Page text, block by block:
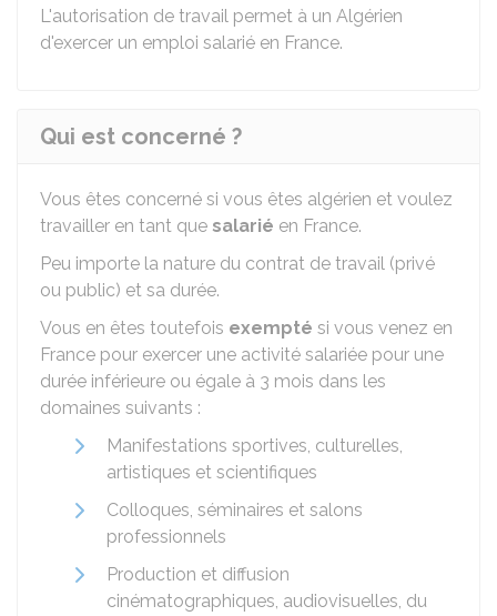
L'autorisation de travail permet à un Algérien
d'exercer un emploi salarié en France.
Qui est concerné ?
Vous êtes concerné si vous êtes algérien et voulez
travailler en tant que salarié en France.
Peu importe la nature du contrat de travail (privé
ou public) et sa durée.
Vous en êtes toutefois exempté si vous venez en
France pour exercer une activité salariée pour une
durée inférieure ou égale à 3 mois dans les
domaines suivants :
Manifestations sportives, culturelles,
artistiques et scientifiques
Colloques, séminaires et salons
professionnels
Production et diffusion
cinématographiques, audiovisuelles, du